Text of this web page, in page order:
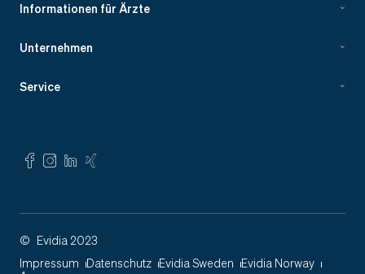
Informationen für Ärzte
Unternehmen
Service
Impressum Datenschutz Evidia Sweden
Evidia Norway
© Evidia 2023